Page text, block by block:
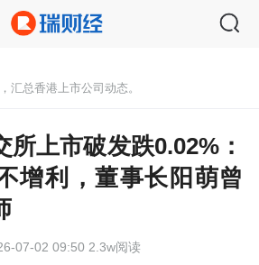
汇总香港上市公司动态。
所上市破发跌0.02%：
增利，董事长阳萌曾
07-02 09:50 2.3w阅读